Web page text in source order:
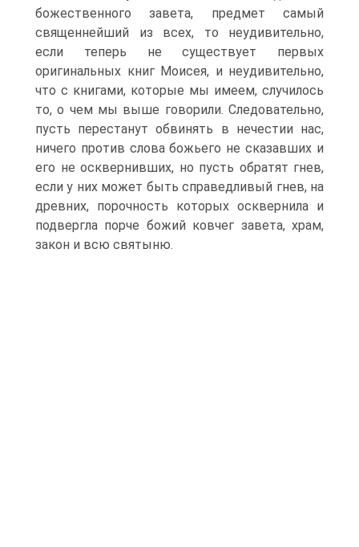
божественного завета, предмет самый
священнейший из всех, то неудивительно,
если теперь не существует первых
оригинальных книг Моисея, и неудивительно,
что с книгами, которые мы имеем, случилось
то, о чем мы выше говорили. Следовательно,
пусть перестанут обвинять в нечестии нас,
ничего против слова божьего не сказавших и
его не осквернивших, но пусть обратят гнев,
если у них может быть справедливый гнев, на
древних, порочность которых осквернила и
подвергла порче божий ковчег завета, храм,
закон и всю святыню.